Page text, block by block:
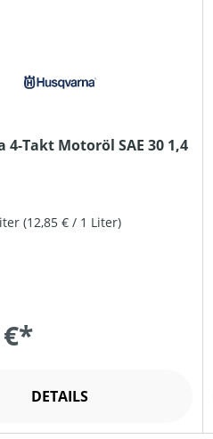
4-Takt Motoröl SAE 30 1,4
(12,85 € / 1 Liter)
DETAILS